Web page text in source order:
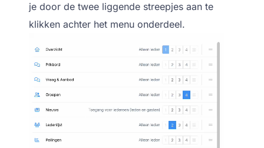
je door de twee liggende streepjes aan te
klikken achter het menu onderdeel.